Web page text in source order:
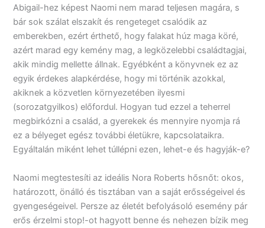
Abigail-hez képest Naomi nem marad teljesen magára, s
bár sok szálat elszakít és rengeteget csalódik az
emberekben, ezért érthető, hogy falakat húz maga köré,
azért marad egy kemény mag, a legközelebbi családtagjai,
akik mindig mellette állnak. Egyébként a könyvnek ez az
egyik érdekes alapkérdése, hogy mi történik azokkal,
akiknek a közvetlen környezetében ilyesmi
(sorozatgyilkos) előfordul. Hogyan tud ezzel a teherrel
megbirkózni a család, a gyerekek és mennyire nyomja rá
ez a bélyeget egész további életükre, kapcsolataikra.
Egyáltalán miként lehet túllépni ezen, lehet-e és hagyják-e?
Naomi megtestesíti az ideális Nora Roberts hősnőt: okos,
határozott, önálló és tisztában van a saját erősségeivel és
gyengeségeivel. Persze az életét befolyásoló esemény pár
erős érzelmi stop!-ot hagyott benne és nehezen bízik meg